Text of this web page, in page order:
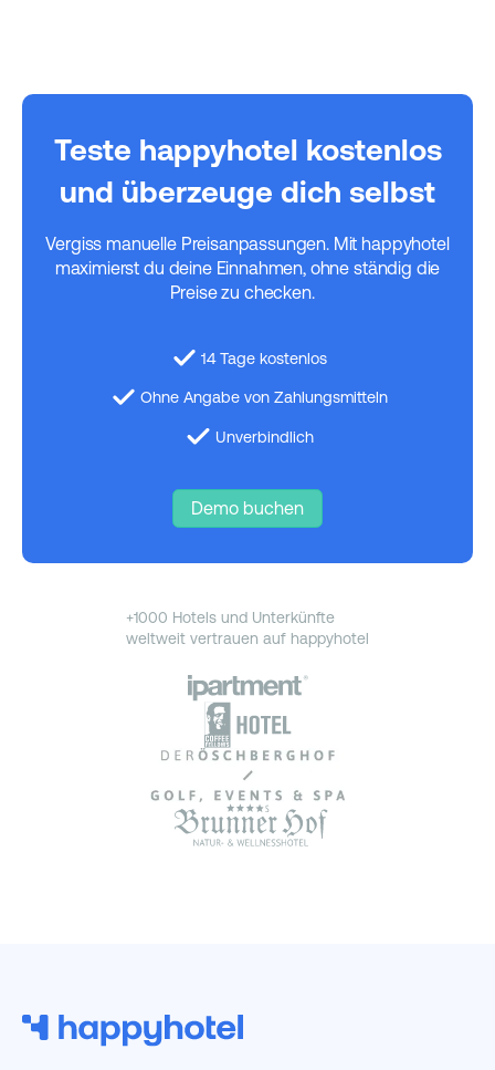
Teste happyhotel kostenlos
und überzeuge dich selbst
Vergiss manuelle Preisanpassungen. Mit happyhotel
maximierst du deine Einnahmen, ohne ständig die
Preise zu checken.
14 Tage kostenlos
Ohne Angabe von Zahlungsmitteln
Unverbindlich
Demo buchen
+1000 Hotels und Unterkünfte
weltweit vertrauen auf happyhotel